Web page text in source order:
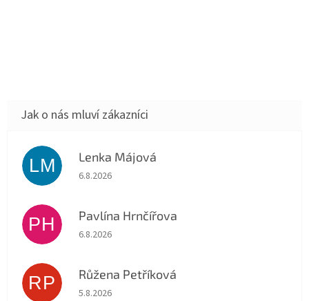
LM Lenka Májová
Hodnocení obchodu je 5 z 5 hvězdiček.
6.8.2026
PH Pavlína Hrnčířova
Hodnocení obchodu je 5 z 5 hvězdiček.
6.8.2026
RP Růžena Petříková
Hodnocení obchodu je 5 z 5 hvězdiček.
5.8.2026